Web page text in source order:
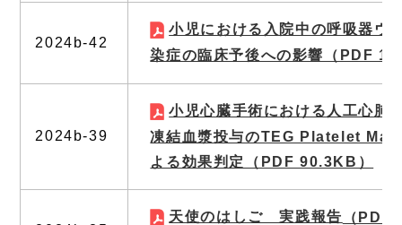
2024b-42
小児における入院中の呼吸器ウ
染症の臨床予後への影響
（PDF
2024b-39
小児心臓手術における人工心肺
凍結血漿投与のTEG Platelet
よる効果判定
（PDF 90.3KB）
天使のはしご 実践報告 （PDF